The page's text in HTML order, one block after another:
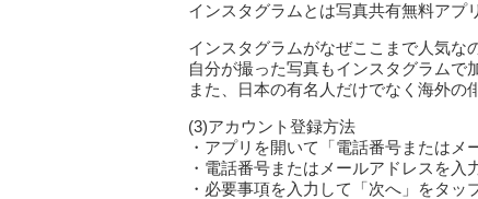
インスタグラムとは写真共有無料アプ
インスタグラムがなぜここまで人気な
自分が撮った写真もインスタグラムで
また、日本の有名人だけでなく海外の
(3)アカウント登録方法
・アプリを開いて「電話番号または
・電話番号またはメールアドレスを入
・必要事項を入力して「次へ」をタッ